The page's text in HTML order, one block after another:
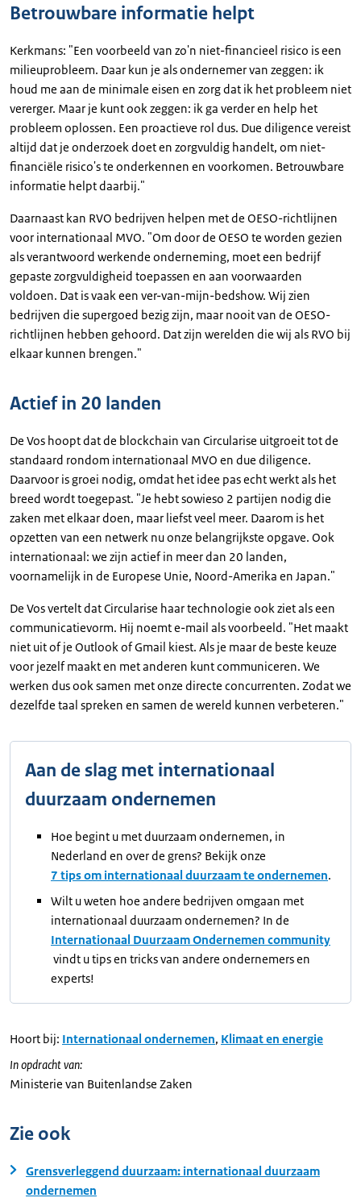
Betrouwbare informatie helpt
Kerkmans: "Een voorbeeld van zo'n niet-financieel risico is een
milieuprobleem. Daar kun je als ondernemer van zeggen: ik
houd me aan de minimale eisen en zorg dat ik het probleem niet
vererger. Maar je kunt ook zeggen: ik ga verder en help het
probleem oplossen. Een proactieve rol dus. Due diligence vereist
altijd dat je onderzoek doet en zorgvuldig handelt, om niet-
financiële risico's te onderkennen en voorkomen. Betrouwbare
informatie helpt daarbij."
Daarnaast kan RVO bedrijven helpen met de OESO-richtlijnen
voor internationaal MVO. "Om door de OESO te worden gezien
als verantwoord werkende onderneming, moet een bedrijf
gepaste zorgvuldigheid toepassen en aan voorwaarden
voldoen. Dat is vaak een ver-van-mijn-bedshow. Wij zien
bedrijven die supergoed bezig zijn, maar nooit van de OESO-
richtlijnen hebben gehoord. Dat zijn werelden die wij als RVO bij
elkaar kunnen brengen."
Actief in 20 landen
De Vos hoopt dat de blockchain van Circularise uitgroeit tot de
standaard rondom internationaal MVO en due diligence.
Daarvoor is groei nodig, omdat het idee pas echt werkt als het
breed wordt toegepast. "Je hebt sowieso 2 partijen nodig die
zaken met elkaar doen, maar liefst veel meer. Daarom is het
opzetten van een netwerk nu onze belangrijkste opgave. Ook
internationaal: we zijn actief in meer dan 20 landen,
voornamelijk in de Europese Unie, Noord-Amerika en Japan."
De Vos vertelt dat Circularise haar technologie ook ziet als een
communicatievorm. Hij noemt e-mail als voorbeeld. "Het maakt
niet uit of je Outlook of Gmail kiest. Als je maar de beste keuze
voor jezelf maakt en met anderen kunt communiceren. We
werken dus ook samen met onze directe concurrenten. Zodat we
dezelfde taal spreken en samen de wereld kunnen verbeteren."
Aan de slag met internationaal
duurzaam ondernemen
Hoe begint u met duurzaam ondernemen, in
Nederland en over de grens? Bekijk onze
7 tips om internationaal duurzaam te ondernemen.
Wilt u weten hoe andere bedrijven omgaan met
internationaal duurzaam ondernemen? In de
Internationaal Duurzaam Ondernemen community
vindt u tips en tricks van andere ondernemers en
experts!
Hoort bij: Internationaal ondernemen, Klimaat en energie
In opdracht van:
Ministerie van Buitenlandse Zaken
Zie ook
Grensverleggend duurzaam: internationaal duurzaam
ondernemen